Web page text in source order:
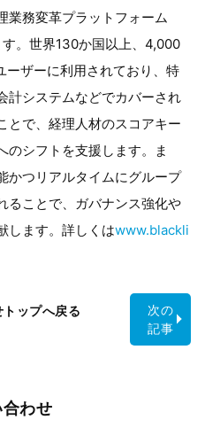
業務変革プラットフォーム
す。世界130か国以上、4,000
ザーに利用されており、特
計システムなどでカバーされ
とで、経理人材のスコアキー
のシフトを支援します。ま
かつリアルタイムにグループ
ることで、ガバナンス強化や
します。詳しくはwww.blackli
トップへ戻る
次の
記事
わせ